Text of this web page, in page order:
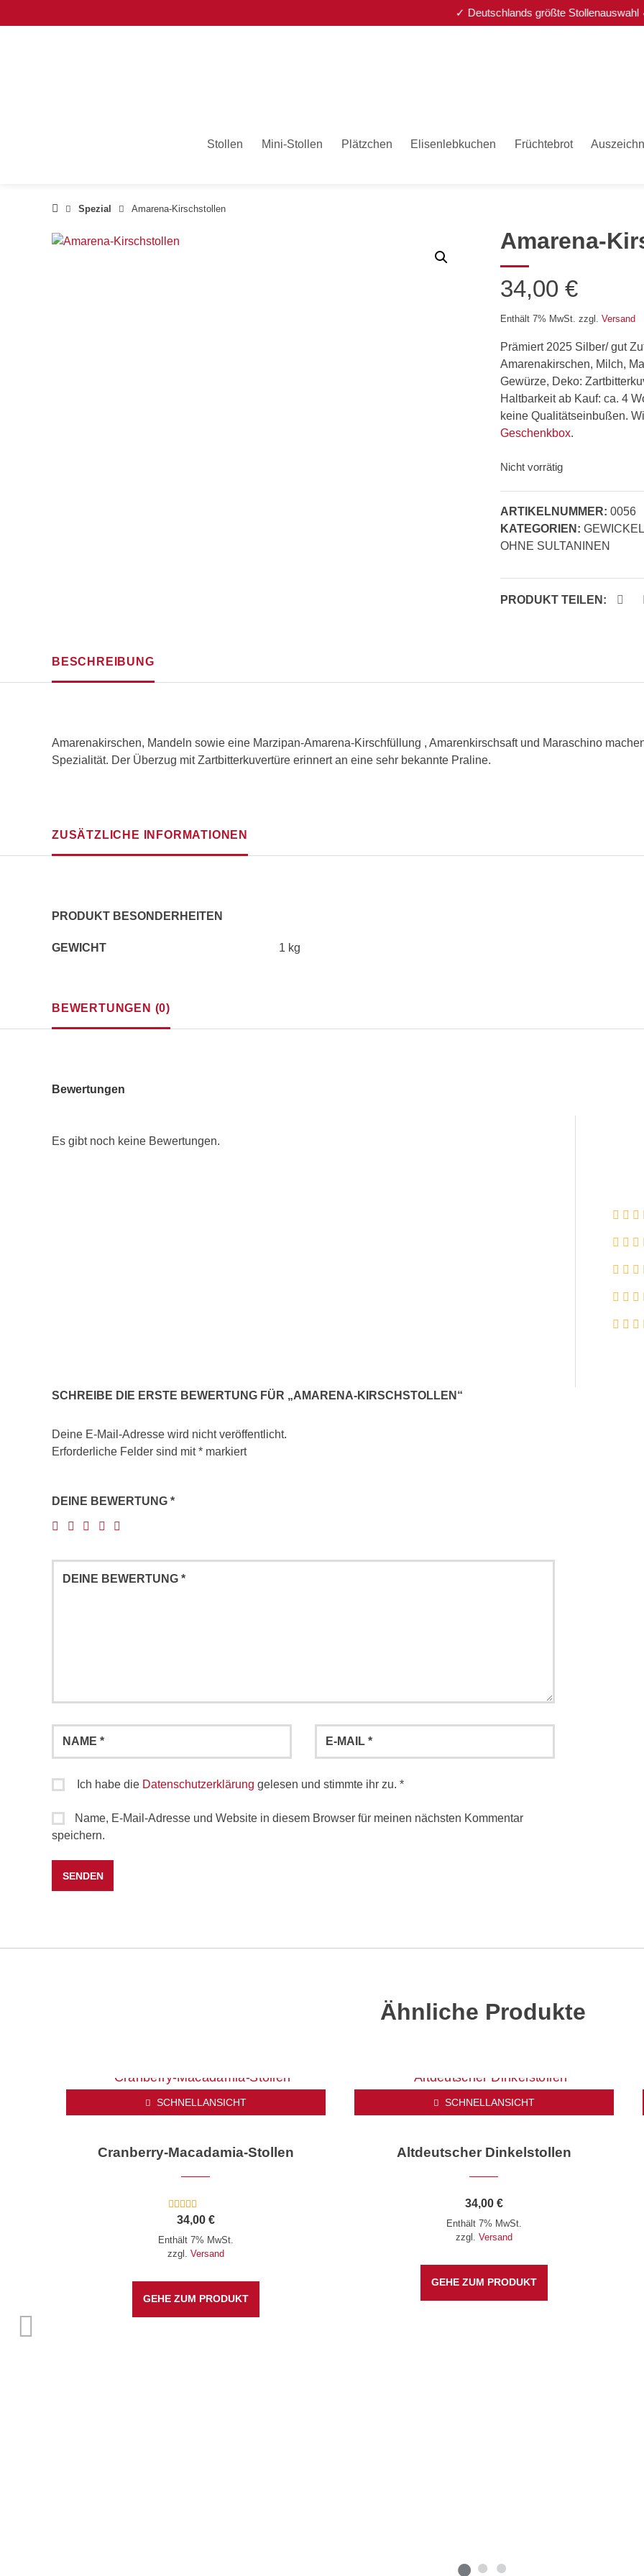
zum
✓ Deutschlands größte Stollenauswahl ✓
Stollen Mini-Stollen Plätzchen Elisenlebkuchen Früchtebrot
Spezial Amarena-Kirschstollen
Amarena-
34,00 €
Enthält 7% MwSt. zzgl. Versand
Prämiert 2025 Silber/ gut
Amarenakirschen, Milch,
Gewürze, Deko:
Haltbarkeit ab Kauf: ca. 4
keine Qualitätseinbußen.
Geschenkbox.
Nicht vorrätig
ARTIKELNUMMER: 0056
KATEGORIEN:
OHNE SULTANINEN
PRODUKT TEILEN:
BESCHREIBUNG
Amarenakirschen, Mandeln sowie eine Marzipan-Amarena-Kirschfüllung , Amarenkirschsaft und Maraschino
Spezialität. Der Überzug mit Zartbitterkuvertüre erinnert an eine sehr bekannte Praline.
ZUSÄTZLICHE INFORMATIONEN
PRODUKT BESONDERHEITEN
GEWICHT 1 kg
BEWERTUNGEN (0)
Bewertungen
Es gibt noch keine Bewertungen.
SCHREIBE DIE ERSTE BEWERTUNG FÜR „AMARENA-KIRSCHSTOLLEN“
Deine E-Mail-Adresse wird nicht veröffentlicht.
Erforderliche Felder sind mit*markiert
DEINE BEWERTUNG *
Ich habe die Datenschutzerklärung gelesen und stimmte ihr zu. *
Name, E-Mail-Adresse und Website in diesem Browser für meinen nächsten Kommentar
speichern.
Ähnliche Produkte
SCHNELLANSICHT
Cranberry-Macadamia-Stollen
Bewertet mit
5.00
von 5
34,00 €
Enthält 7% MwSt.
zzgl. Versand
GEHE ZUM PRODUKT
SCHNELLANSICHT
Altdeutscher Dinkelstollen
34,00 €
Enthält 7% MwSt.
zzgl. Versand
GEHE ZUM PRODUKT